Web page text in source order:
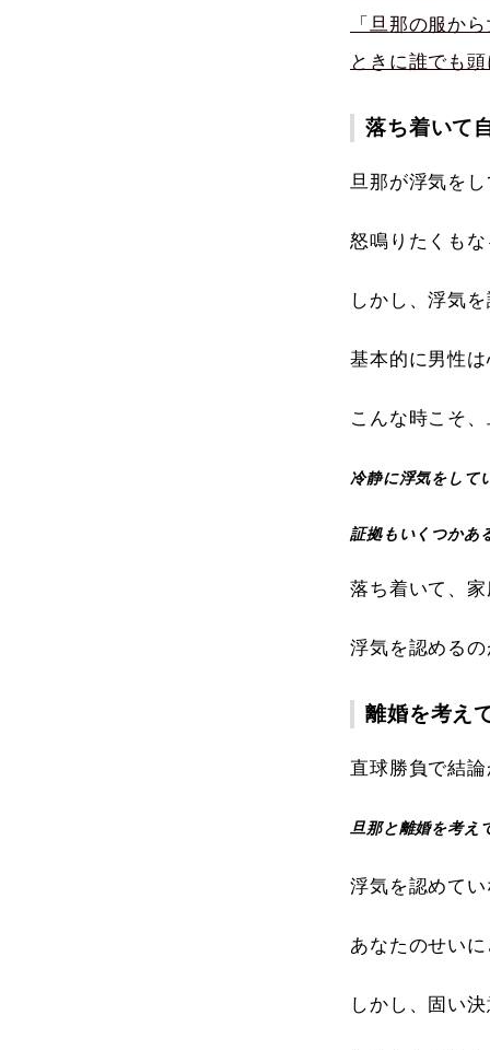
「旦那の服か
ときに誰でも
落ち着いて
旦那が浮気を
怒鳴りたくも
しかし、浮気
基本的に男性
こんな時こそ
冷静に浮気をして
証拠もいくつかあ
落ち着いて、
浮気を認める
離婚を考え
直球勝負で結
旦那と離婚を考え
浮気を認めて
あなたのせい
しかし、固い